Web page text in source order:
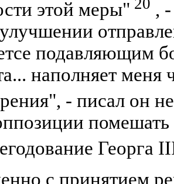
этой меры" 20 ,
подавляющим
наполняет меня
- писал он
помешать
Георга
с принятием